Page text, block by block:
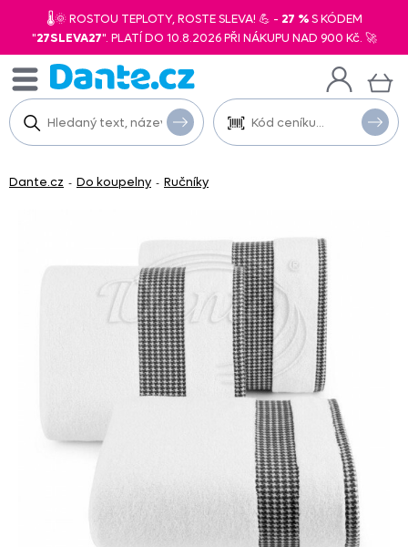
🌡️🌞 ROSTOU TEPLOTY, ROSTE SLEVA! 💪 - 27 %S KÓDEM
"27SLEVA27". PLATÍ DO 10.8.2026 PŘI NÁKUPU NAD 900 Kč. 🚀
Dante.cz - Do koupelny - Ručníky